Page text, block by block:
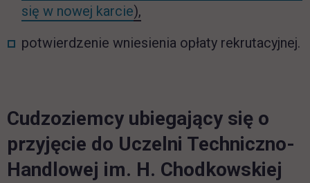
się w nowej karcie),
potwierdzenie wniesienia opłaty rekrutacyjnej.
Cudzoziemcy ubiegający się o
przyjęcie do Uczelni Techniczno-
Handlowej im. H. Chodkowskiej